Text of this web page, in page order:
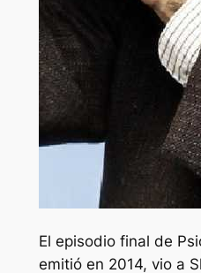
El episodio final de
emitió en 2014, vio a